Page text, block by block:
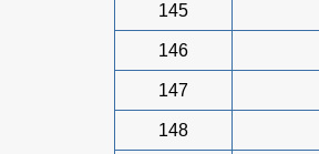
145
146
147
148